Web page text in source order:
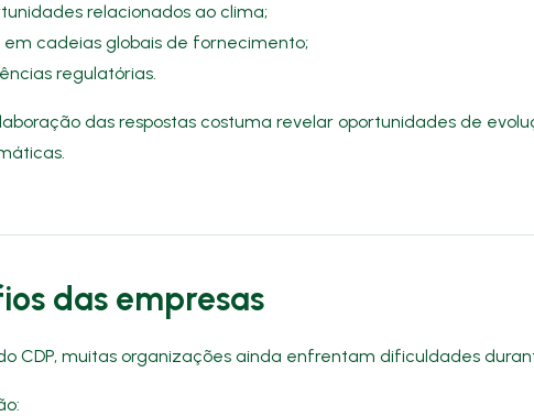
relacionados ao clima;
cadeias globais de fornecimento;
regulatórias.
das respostas costuma revelar oportunidades de
das empresas
CDP, muitas organizações ainda enfrentam dificuldades